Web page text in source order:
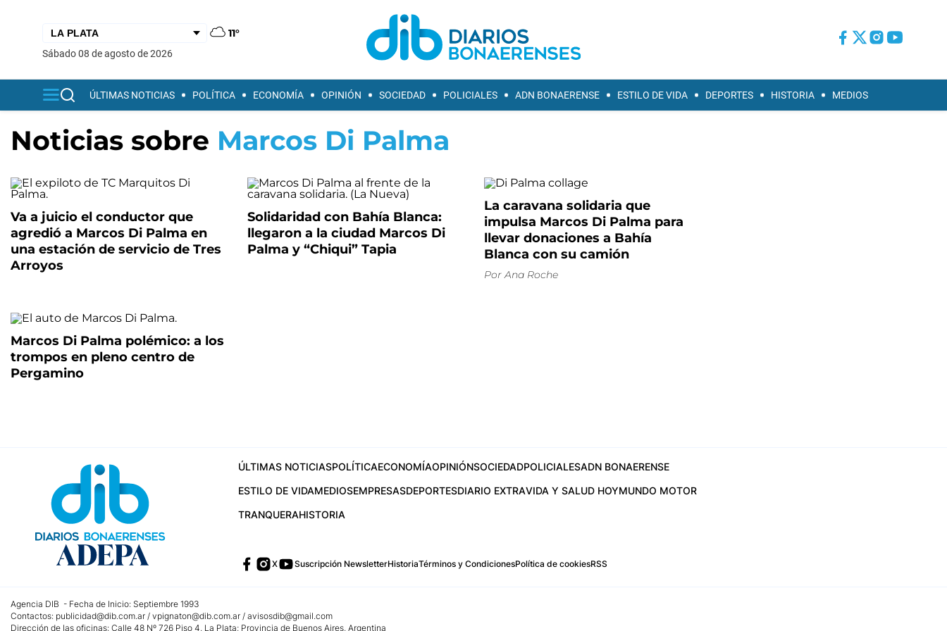
11°
sábado 08 de agosto de 2026
ÚLTIMAS NOTICIAS POLÍTICA ECONOMÍA OPINIÓN SOCIEDAD POLICIALES ADN BONAERENSE ESTILO DE VIDA DEPORTES HISTORIA MEDIOS
Noticias sobre Marcos Di Palma
Va a juicio el conductor que
agredió a Marcos Di Palma en
una estación de servicio de Tres
Arroyos
Solidaridad con Bahía Blanca:
llegaron a la ciudad Marcos Di
Palma y “Chiqui” Tapia
La caravana solidaria que
impulsa Marcos Di Palma para
llevar donaciones a Bahía
Blanca con su camión
Por Ana Roche
Marcos Di Palma polémico: a los
trompos en pleno centro de
Pergamino
ÚLTIMAS NOTICIASPOLÍTICAECONOMÍAOPINIÓNSOCIEDADPOLICIALESADN BONAERENSE
ESTILO DE VIDAMEDIOSEMPRESASDEPORTESDIARIO EXTRAVIDA Y SALUD HOYMUNDO MOTOR
TRANQUERAHISTORIA
X Suscripción NewsletterHistoriaTérminos y CondicionesPolítica de cookiesRSS
Agencia DIB - Fecha de Inicio: Septiembre 1993
Contactos: publicidad@dib.com.ar / vpignaton@dib.com.ar / avisosdib@gmail.com
Dirección de las oficinas: Calle 48 Nº 726 Piso 4, La Plata; Provincia de Buenos Aires, Argentina